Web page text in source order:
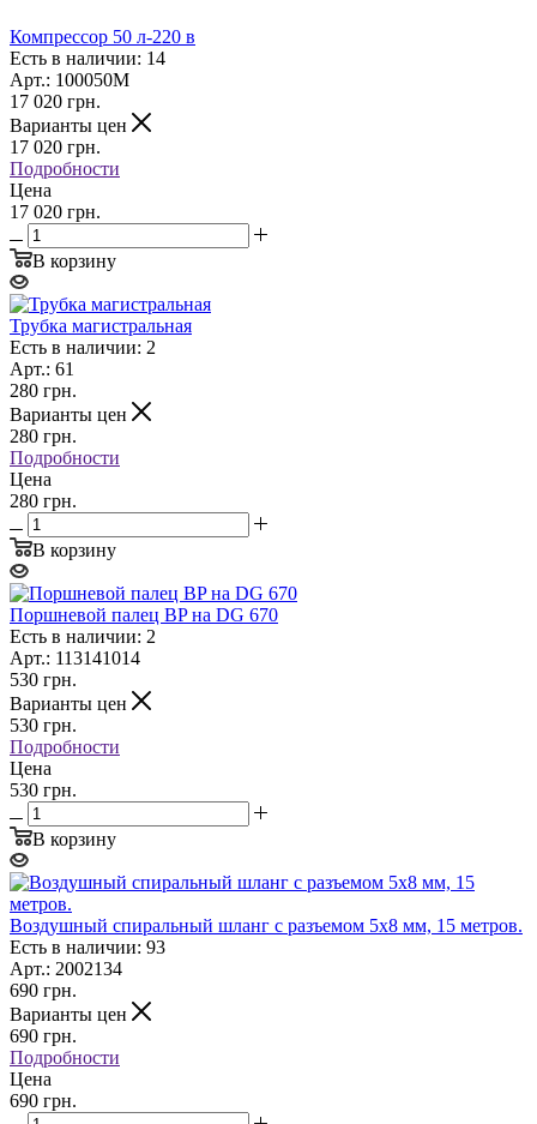
Компрессор 50 л-220 в
Есть в наличии: 14
Арт.: 100050M
17 020 грн.
Варианты цен
17 020 грн.
Подробности
Цена
17 020 грн.
В корзину
Трубка магистральная
Есть в наличии: 2
Арт.: 61
280 грн.
Варианты цен
280 грн.
Подробности
Цена
280 грн.
В корзину
Поршневой палец BP на DG 670
Есть в наличии: 2
Арт.: 113141014
530 грн.
Варианты цен
530 грн.
Подробности
Цена
530 грн.
В корзину
Воздушный спиральный шланг с разъемом 5x8 мм, 15 метров.
Есть в наличии: 93
Арт.: 2002134
690 грн.
Варианты цен
690 грн.
Подробности
Цена
690 грн.